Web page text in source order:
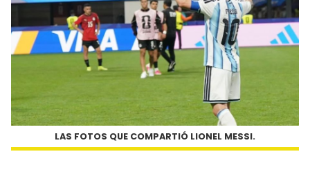
LAS FOTOS QUE COMPARTIÓ LIONEL MESSI.